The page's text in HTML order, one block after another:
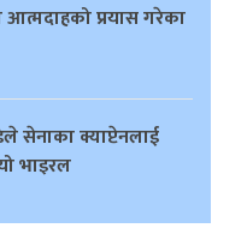
प्रयास गरेका
सेनाका क्याप्टेनलाई
भाइरल